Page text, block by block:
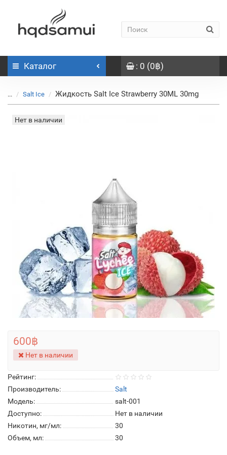
Каталог : 0 (0฿)
... Salt Ice Жидкость Salt Ice Strawberry 30ML 30mg
Нет в наличии
Рейтинг:
Производитель:
Salt
Модель:
salt-001
Доступно:
Нет в наличии
Никотин, мг/мл:
30
Объем, мл:
30
600฿
Нет в наличии